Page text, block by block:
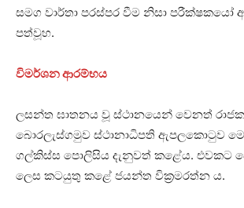
සමග වාර්තා පරස්පර වීම නිසා පරීක්ෂකයෝ
පත්වූහ.
විමර්ශන ආරම්භය
ලසන්ත ඝාතනය වූ ස්ථානයෙන් වෙනත්
බොරලැස්ගමුව ස්ථානාධිපති ඇපලකොටුව
ගල්කිස්ස පොලිසිය දැනුවත් කළේය. එවකට
ලෙස කටයුතු කළේ ජයන්ත වික්‍රමරත්න ය.